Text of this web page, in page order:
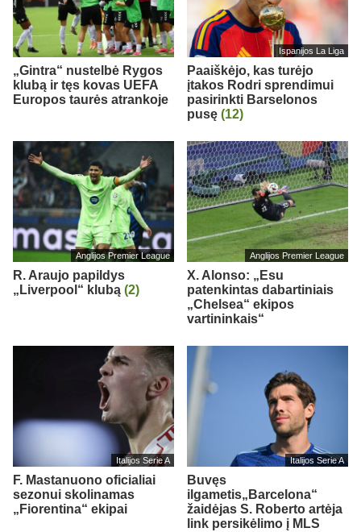
„Gintra“ nustelbė Rygos
klubą ir tęs kovas UEFA
Europos taurės atrankoje
Ispanijos La Liga
Paaiškėjo, kas turėjo
įtakos Rodri sprendimui
pasirinkti Barselonos
pusę (12)
Anglijos Premier League
R. Araujo papildys
„Liverpool“ klubą (2)
Anglijos Premier League
X. Alonso: „Esu
patenkintas dabartiniais
„Chelsea“ ekipos
vartininkais“
Italijos Serie A
F. Mastanuono oficialiai
sezonui skolinamas
„Fiorentina“ ekipai
Italijos Serie A
Buvęs
ilgametis„Barcelona“
žaidėjas S. Roberto artėja
link persikėlimo į MLS